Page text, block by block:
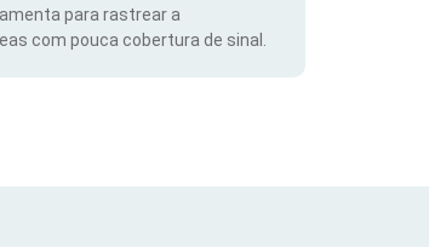
para rastrear a
com pouca cobertura de sinal.